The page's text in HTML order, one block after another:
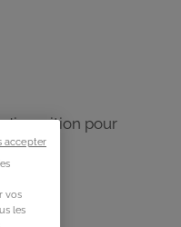
pour
vos
les
accepter